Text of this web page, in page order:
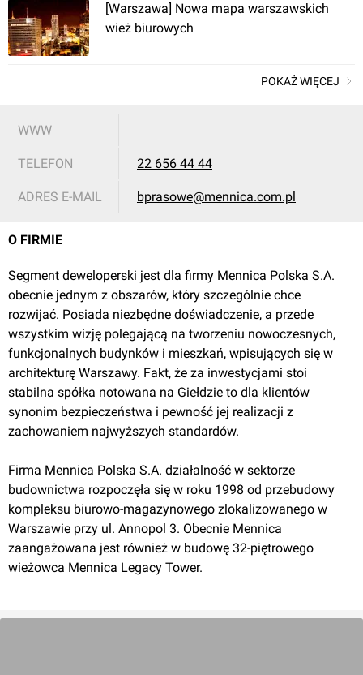
[Warszawa] Nowa mapa warszawskich
wież biurowych
POKAŻ WIĘCEJ
WWW
TELEFON 22 656 44 44
ADRES E-MAIL bprasowe@mennica.com.pl
O FIRMIE
Segment deweloperski jest dla firmy Mennica Polska S.A.
obecnie jednym z obszarów, który szczególnie chce
rozwijać. Posiada niezbędne doświadczenie, a przede
wszystkim wizję polegającą na tworzeniu nowoczesnych,
funkcjonalnych budynków i mieszkań, wpisujących się w
architekturę Warszawy. Fakt, że za inwestycjami stoi
stabilna spółka notowana na Giełdzie to dla klientów
synonim bezpieczeństwa i pewność jej realizacji z
zachowaniem najwyższych standardów.
Firma Mennica Polska S.A. działalność w sektorze
budownictwa rozpoczęła się w roku 1998 od przebudowy
kompleksu biurowo-magazynowego zlokalizowanego w
Warszawie przy ul. Annopol 3. Obecnie Mennica
zaangażowana jest również w budowę 32-piętrowego
wieżowca Mennica Legacy Tower.